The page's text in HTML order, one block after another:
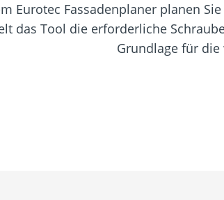
Eurotec Fassadenplaner planen
das Tool die erforderliche
Grundlage für